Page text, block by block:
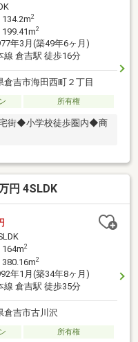
134.2m2
199.41m2
年3月(築49年6ヶ月)
線 倉吉駅 徒歩16分
倉吉市海田西町２丁目
所有権
宅街◆小学校徒歩圏内◆商
円 4SLDK
164m2
380.16m2
年1月(築34年8ヶ月)
線 倉吉駅 徒歩35分
倉吉市古川沢
所有権